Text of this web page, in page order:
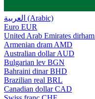
العربية (Arabic)
Euro EUR
United Arab Emirates dirham
Armenian dram AMD
Australian dollar AUD
Bulgarian lev BGN
Bahraini dinar BHD
Brazilian real BRL
Canadian dollar CAD